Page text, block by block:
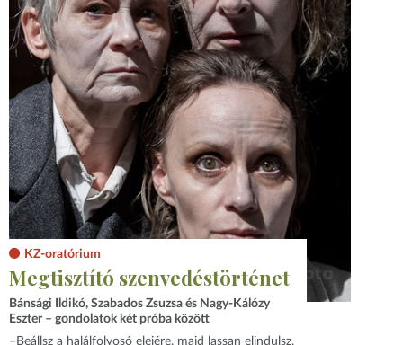
KZ-oratórium
Megtisztító szenvedéstörténet
Bánsági Ildikó, Szabados Zsuzsa és Nagy-Kálózy
Eszter – gondolatok két próba között
–Beállsz a halálfolyosó elejére, majd lassan elindulsz,